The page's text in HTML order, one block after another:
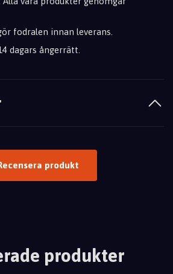
fodralen innan leverans.
dagars ångerrätt.
produkt
produkter